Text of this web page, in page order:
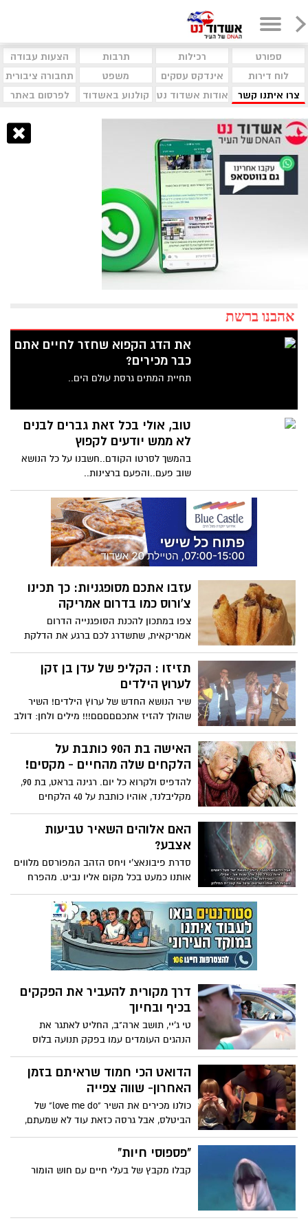
ספורט רכילות תרבות
הצעות עבודה
לוח דירות
אינדקס עסקים משפט
תחבורה ציבורית
צרו איתנו קשר
אודות אשדוד נט קולנוע באשדוד לפרסום באתר
אהבנו ברשת
את הדג הקפוא שחזר לחיים אתם
כבר מכירים?
תחיית המתים גרסת עולם הים..
טוב, אולי בכל זאת גברים לבנים
לא ממש יודעים לקפוץ
בהמשך לסרטו הקודם..חשבנו על כל הנושא
שוב פעם..והפעם ברצינות..
עזבו אתכם מסופגניות: כך תכינו
צ'ורוס כמו בדרום אמריקה
צפו במתכון להכנת הסופגנייה הדרום
אמריקאית, שתשדרג לכם ברגע את הדלקת
הנרות המשפחתית בחג החנוכה הקרוב
תזיזו : הקליפ של עדן בן זקן
לערוץ הילדים
שיר הנושא החדש של ערוץ הילדים! השיר
שהולך להזיז אתכםםםםם!!! מילים ולחן: דולב
רם ופן חזות
האישה בת ה90 כותבת על
הלקחים שלה מהחיים - מקסים!
להדפיס ולקרוא כל יום. רגינה בראט, בת 90,
מקליבלנד, אוהיו כותבת על 40 הלקחים
שהחיים לימדו אותה עם השנים:. עכשיו,
הרי לפניכם הטור כולו:
האם אלוהים השאיר טביעות
אצבע?
סדרת פיבונאצ'י ויחס הזהב המפורסם מלווים
אותנו כמעט בכל מקום אליו נביט. מהפרח
הקטן ביותר ועד לכל הגלקסיה. למעשה, כל
תפיסת היופי האנושית מבוססת עליו. אז מה
הפלא, שאפשר לראות בו טביעת אצבע של
אלוהים?
דרך מקורית להעביר את הפקקים
בכיף ובחיוך
טי ג'יי, תושב ארה"ב, החליט לאתגר את
הנהגים העומדים עמו בפקק תנועה בלוס
אנג'לס על ידי שירה משותפת, אחת הדרכים
המקוריות להעביר את השיעמום שבפקקים,
מי שיתף פעולה ומי לא כל כך אהב את
הרעיון? צפו בסרטון...
הדואט הכי חמוד שראיתם בזמן
האחרון- שווה צפייה
כולנו מכירים את השיר "love me do" של
הביטלס, אבל גרסה כזאת עוד לא שמעתם,
צפו באחד הדואטים החמודים ביותר שנראו,
אב ובנו בן ה-3 בביצוע מיוחד, מומלץ לצפות"פספוסי חיות"
קבלו מקבץ של בעלי חיים עם חוש הומור